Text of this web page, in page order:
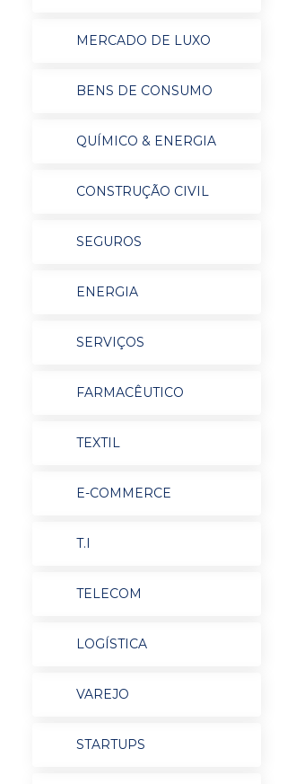
MERCADO DE LUXO
BENS DE CONSUMO
QUÍMICO & ENERGIA
CONSTRUÇÃO CIVIL
SEGUROS
ENERGIA
SERVIÇOS
FARMACÊUTICO
TEXTIL
E-COMMERCE
T.I
TELECOM
LOGÍSTICA
VAREJO
STARTUPS